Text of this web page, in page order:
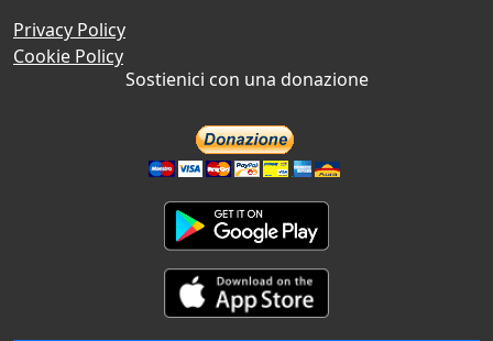
Privacy Policy
Cookie Policy
Sostienici con una donazione